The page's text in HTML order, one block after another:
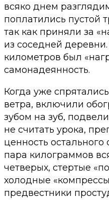
всяко днем
поплатились пустой
так как приняли за
из соседней
километров был
самонадеянность.
Когда уже
ветра, включили
зубом на зуб,
не считать урока,
ценность
пара килограммов
четверых, стертые
холодные
предвестники